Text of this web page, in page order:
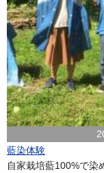
藍染体験
自家栽培藍100%で染